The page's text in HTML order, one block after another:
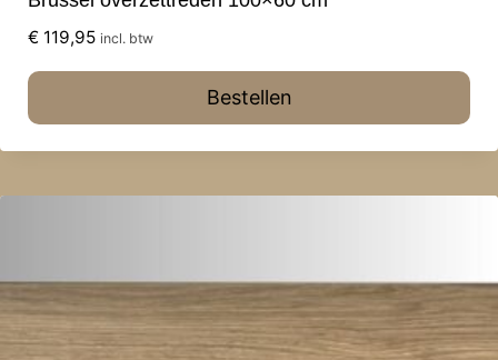
€ 119,95 incl. btw
Bestellen